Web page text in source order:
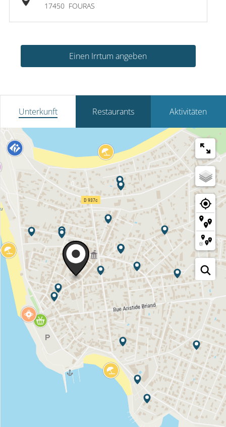
17450 FOURAS
Einen Irrtum angeben
Unterkunft Restaurants Aktivitäten